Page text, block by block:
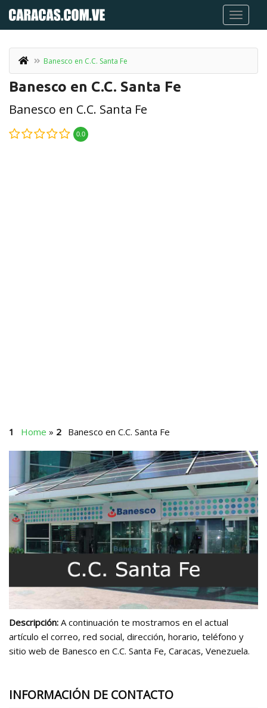
Banesco en C.C. Santa Fe
Banesco en C.C. Santa Fe
Banesco en C.C. Santa Fe
0.0
Home » Banesco en C.C. Santa Fe
Descripción: A continuación te mostramos en el actual
artículo el correo, red social, dirección, horario, teléfono y
sitio web de Banesco en C.C. Santa Fe, Caracas, Venezuela.
INFORMACIÓN DE CONTACTO